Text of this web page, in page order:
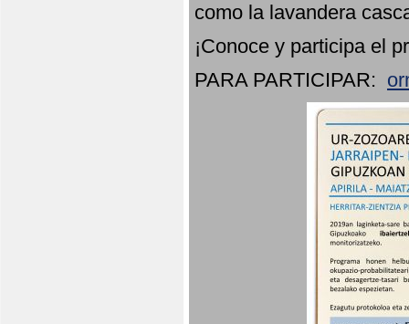
como la lavandera
¡Conoce y participa el
PARA PARTICIPAR: